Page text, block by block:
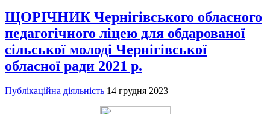
ЩОРІЧНИК Чернігівського обласного
педагогічного ліцею для обдарованої
сільської молоді Чернігівської
обласної ради 2021 р.
Публікаційна діяльність 14 грудня 2023